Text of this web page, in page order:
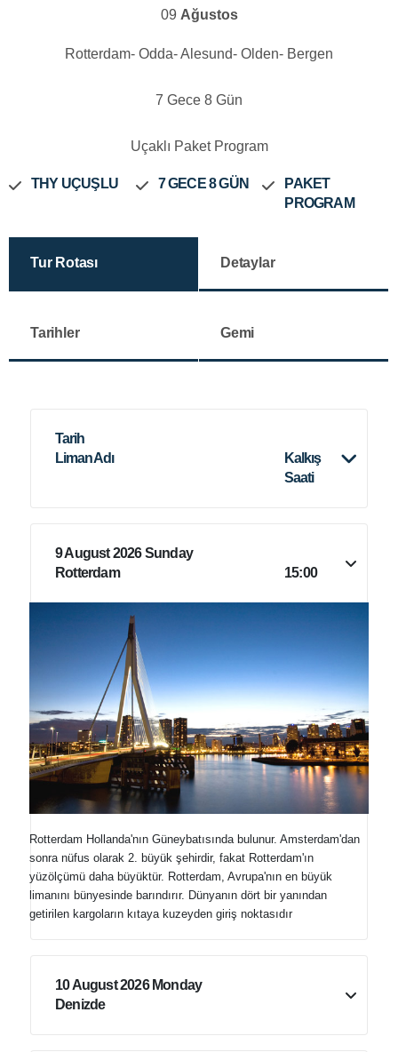
09 Ağustos
Rotterdam- Odda- Alesund- Olden- Bergen
7 Gece 8 Gün
Uçaklı Paket Program
THY UÇUŞLU 7 GECE 8 GÜN
PAKET
PROGRAM
Tur Rotası Detaylar
Tarihler Gemi
Tarih
Liman Adı
Kalkış
Saati
9 August 2026 Sunday
Rotterdam
15:00
Rotterdam Hollanda'nın Güneybatısında bulunur. Amsterdam'dan
sonra nüfus olarak 2. büyük şehirdir, fakat Rotterdam'ın
yüzölçümü daha büyüktür. Rotterdam, Avrupa'nın en büyük
limanını bünyesinde barındırır. Dünyanın dört bir yanından
getirilen kargoların kıtaya kuzeyden giriş noktasıdır
10 August 2026 Monday
Denizde